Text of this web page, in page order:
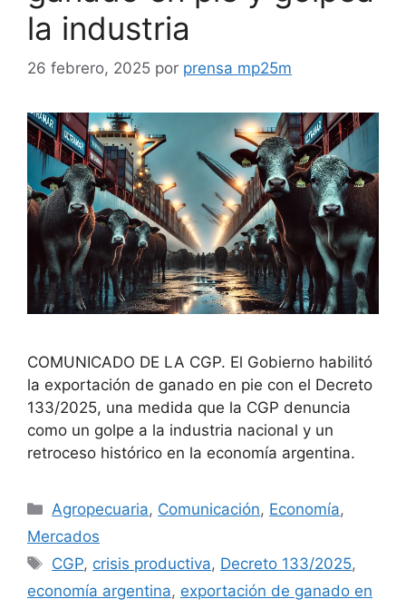
la industria
26 febrero, 2025 por prensa mp25m
COMUNICADO DE LA CGP. El Gobierno habilitó
la exportación de ganado en pie con el Decreto
133/2025, una medida que la CGP denuncia
como un golpe a la industria nacional y un
retroceso histórico en la economía argentina.
Agropecuaria, Comunicación, Economía,
Mercados
CGP, crisis productiva, Decreto 133/2025,
economía argentina, exportación de ganado en